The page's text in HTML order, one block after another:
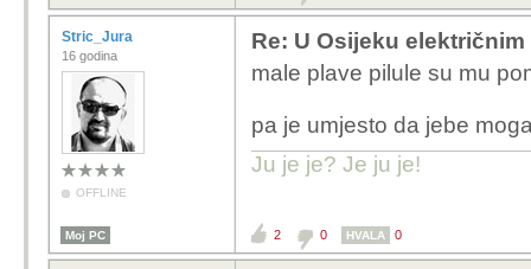
Stric_Jura
16 godina
OFFLINE
Re: U Osijeku
male plave pilule su mu
pa je umjesto da jebe
Ju je je? Je ju je!
Moj PC 2 0 HVALA 0